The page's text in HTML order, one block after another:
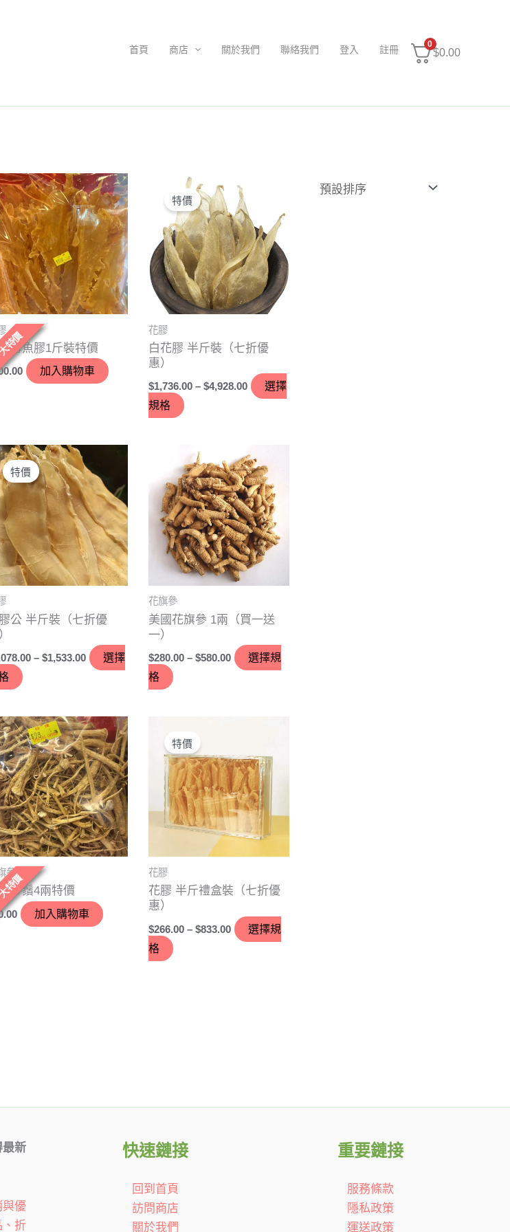
首頁 商店 關於我們 聯絡我們 登入 註冊
0
$0.00
特價
雪魚膠1斤裝特價
加入購物車
特價
花膠
白花膠 半斤裝（七折優
惠）
$1,736.00 – $4,928.00
圍：
$1,736.00
到
$4,928.00
選擇
規格
此
產
品
有
多
種
款
式。
在
品
頁
擇
選
項
特價
公 半斤裝（七折優
– $1,533.00
格
範
圍：
$1,078.00
到
$1,533.00
選擇
此
產
品
有
種
款
式。
在
品
頁
選
擇
選
項
花旗參
美國花旗參 1兩（買一送
一）
$280.00 – $580.00
格
範
圍：
$280.00
到
$580.00
選擇規
格
產
品
有
多
種
款
式。
可
在
品
頁
擇
選
項
特價
參
參鬚4兩特價
加入購物車
特價
花膠
花膠 半斤禮盒裝（七折優
惠）
$266.00 – $833.00
圍：
$266.00
到
$833.00
選擇規
格
產
品
有
多
種
式。
在
品
頁
新
優
、折
快速鏈接
回到首頁
訪問商店
關於我們
重要鏈接
服務條款
隱私政策
運送政策